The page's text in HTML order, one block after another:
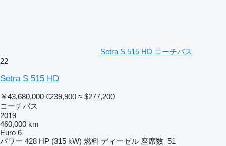
Setra S 515 HD コーチバス
22
Setra S 515 HD
￥43,680,000 €239,900 ≈ $277,200
コーチバス
2019
460,000 km
Euro 6
パワー 428 HP (315 kW) 燃料 ディーゼル 座席数 51